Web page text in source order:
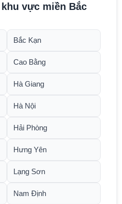
vực miền Bắc
Bắc Kạn
Cao Bằng
Hà Giang
Hà Nội
Hải Phòng
Hưng Yên
Lạng Sơn
Nam Định